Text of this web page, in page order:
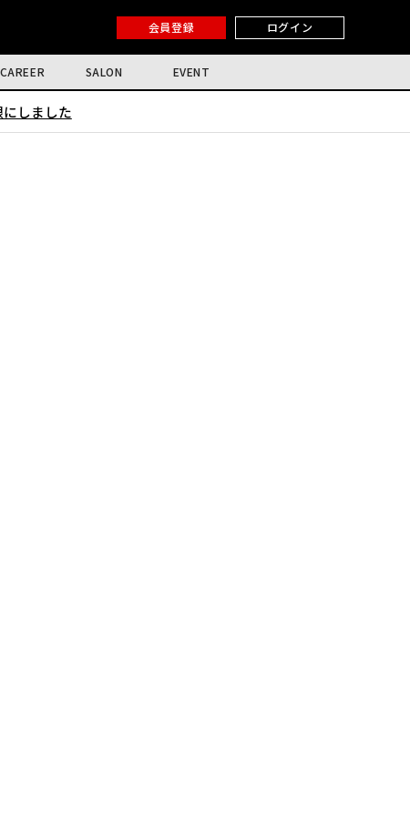
会員登録 ログイン
CAREER SALON EVENT
しました